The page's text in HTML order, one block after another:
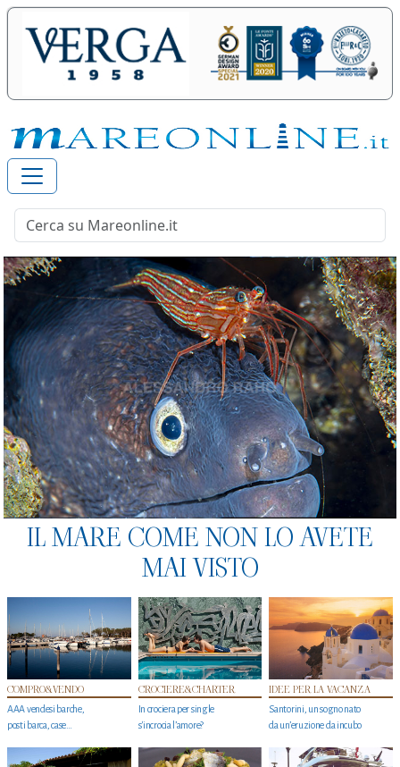
IL MARE COME NON LO AVETE
MAI VISTO
COMPRO&VENDO
AAA vendesi barche,
posti barca, case…
CROCIERE&CHARTER
In crociera per single
s'incrocia l’amore?
IDEE PER LA VACANZA
Santorini, un sogno nato
da un’eruzione da incubo